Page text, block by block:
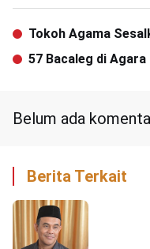
Tokoh Agama
Baca Al-Quran
57 Bacaleg di
Belum ada
Berita Terkait